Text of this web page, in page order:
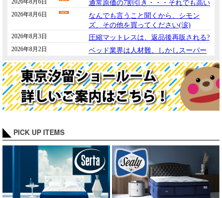
「有名ブランドだと思って信じたら・・・・ 羽毛布団編」動画アップ
しました！
PICK UP ITEMS